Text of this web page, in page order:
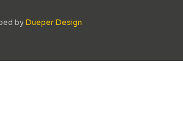
by Dueper Design